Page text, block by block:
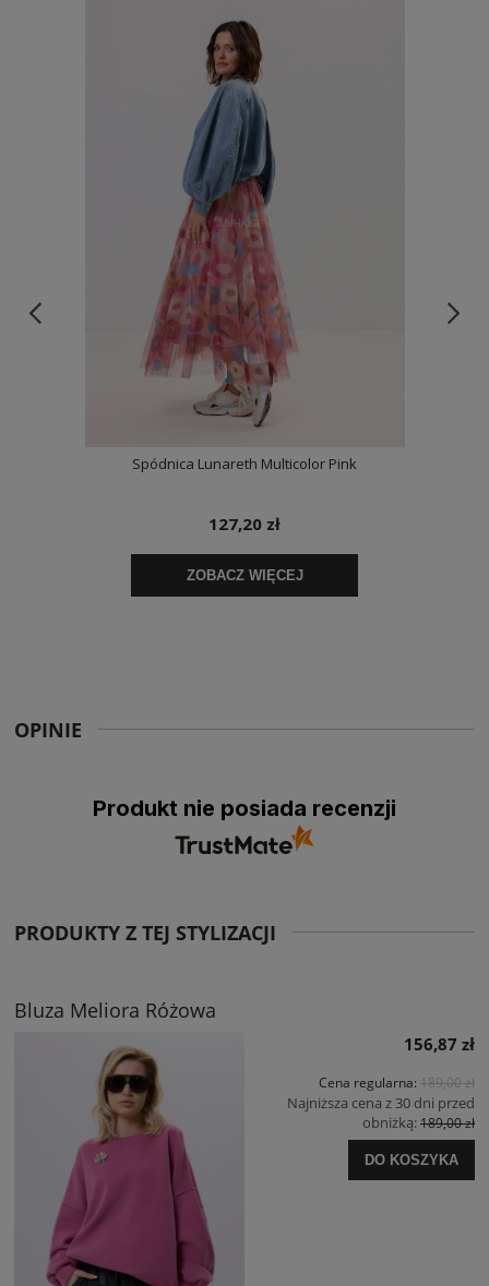
OPINIE
Produkt nie posiada recenzji
PRODUKTY Z TEJ STYLIZACJI
Bluza Meliora Różowa
156,87 zł
Cena regularna: 189,00 zł
Najniższa cena z 30 dni przed
obniżką:189,00 zł
DO KOSZYKA